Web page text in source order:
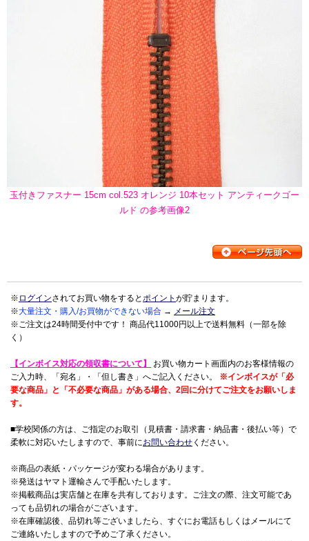
玉付きファスナー 15cm col.523 オレンジ 10本セット アンティークゴー
ルド の参考画像2
※ ログインされてお買い物をすると ポイント が貯まります。
※大量注文・購入/お買物ができない場合 → メール注文
※ご注文は24時間受付中です！ 商品代11000円以上で送料無料（一部を除
く）
【インボイス対応の領収書について】
お買い物カート画面内のお客様情報の
ご入力時、「宛名」・「但し書き」へご記入ください。 ※インボイスが「必
要な商品」と「不必要な商品」がある場合、2回に分けてご注文をお願いしま
す。
■学校関係の方は、ご指定のお取引（見積書・請求書・納品書・後払い等）で
柔軟に対応いたしますので、事前にお問い合わせ ください。
※商品の表紙・パッケージが変わる場合があります。
※発送はヤマト運輸さんで手配いたします。
※掲載商品は実店舗と在庫を共有しております。ご注文の際、注文可能であ
っても品切れの場合がございます。
※在庫確認後、品切れ等ございましたら、すぐにお電話もしくはメールにて
ご連絡いたしますので予めご了承ください。